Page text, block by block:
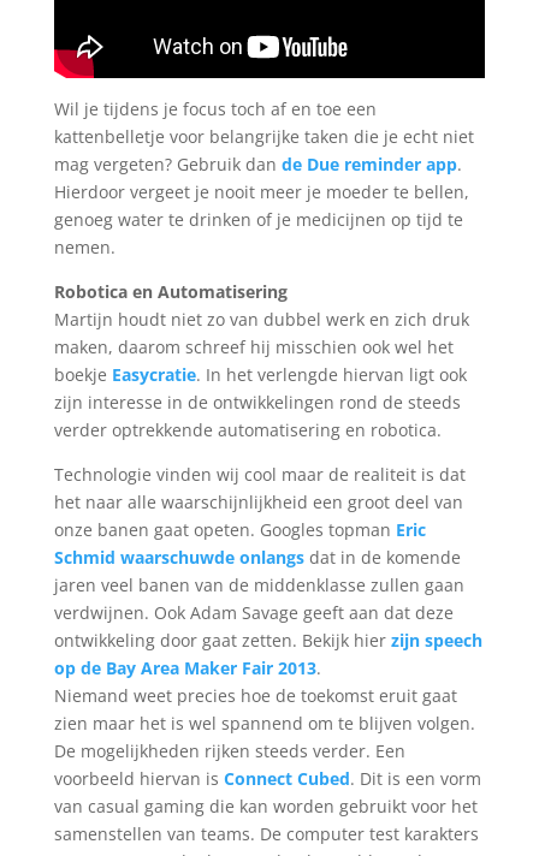
Wil je tijdens je focus toch af en toe een
kattenbelletje voor belangrijke taken die je echt niet
mag vergeten? Gebruik dan de Due reminder app.
Hierdoor vergeet je nooit meer je moeder te bellen,
genoeg water te drinken of je medicijnen op tijd te
nemen.
Robotica en Automatisering
Martijn houdt niet zo van dubbel werk en zich druk
maken, daarom schreef hij misschien ook wel het
boekje Easycratie. In het verlengde hiervan ligt ook
zijn interesse in de ontwikkelingen rond de steeds
verder optrekkende automatisering en robotica.
Technologie vinden wij cool maar de realiteit is dat
het naar alle waarschijnlijkheid een groot deel van
onze banen gaat opeten. Googles topman Eric
Schmid waarschuwde onlangsdat in de komende
jaren veel banen van de middenklasse zullen gaan
verdwijnen. Ook Adam Savage geeft aan dat deze
ontwikkeling door gaat zetten. Bekijk hier zijn speech
op de Bay Area Maker Fair 2013.
Niemand weet precies hoe de toekomst eruit gaat
zien maar het is wel spannend om te blijven volgen.
De mogelijkheden rijken steeds verder. Een
voorbeeld hiervan is Connect Cubed. Dit is een vorm
van casual gaming die kan worden gebruikt voor het
samenstellen van teams. De computer test karakters